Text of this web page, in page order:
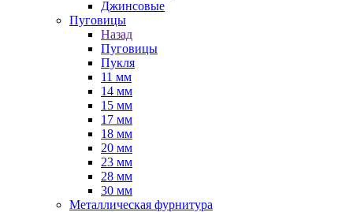
Джинсовые
Пуговицы
Назад
Пуговицы
Пукля
11 мм
14 мм
15 мм
17 мм
18 мм
20 мм
23 мм
28 мм
30 мм
Металлическая фурнитура